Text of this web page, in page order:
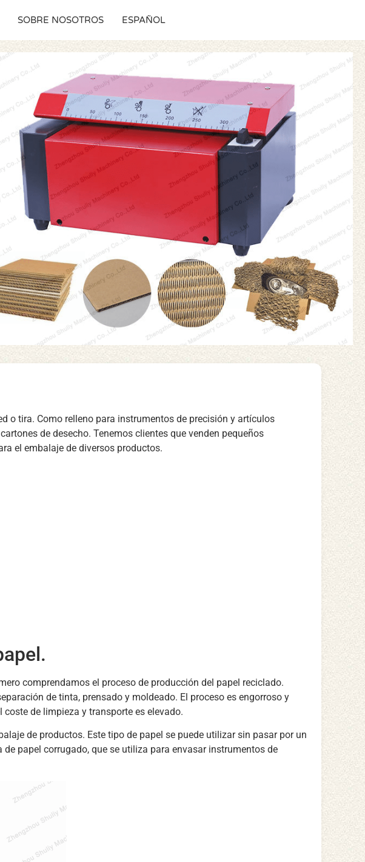
SOBRE NOSOTROS ESPAÑOL
o tira. Como relleno para instrumentos de precisión y artículos
de desecho. Tenemos clientes que venden pequeños
el embalaje de diversos productos.
comprendamos el proceso de producción del papel reciclado.
de tinta, prensado y moldeado. El proceso es engorroso y
de limpieza y transporte es elevado.
de productos. Este tipo de papel se puede utilizar sin pasar por un
papel corrugado, que se utiliza para envasar instrumentos de